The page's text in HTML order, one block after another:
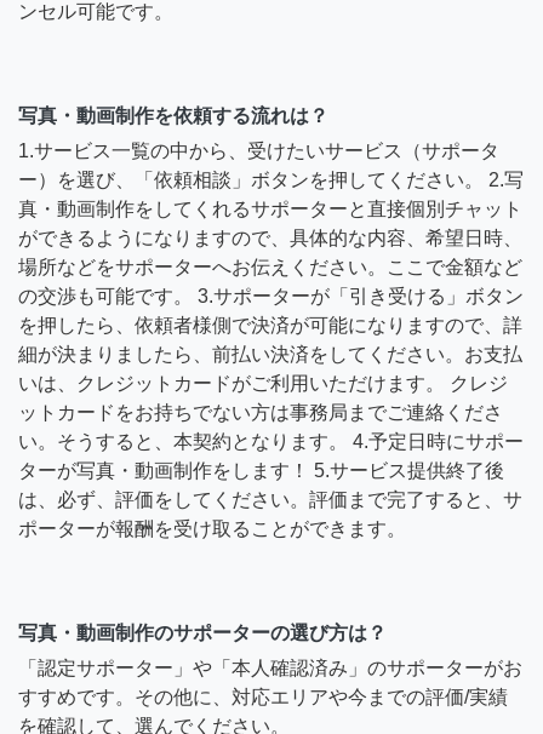
ンセル可能です。
写真・動画制作を依頼する流れは？
1.サービス一覧の中から、受けたいサービス（サポータ
ー）を選び、「依頼相談」ボタンを押してください。 2.写
真・動画制作をしてくれるサポーターと直接個別チャット
ができるようになりますので、具体的な内容、希望日時、
場所などをサポーターへお伝えください。ここで金額など
の交渉も可能です。 3.サポーターが「引き受ける」ボタン
を押したら、依頼者様側で決済が可能になりますので、詳
細が決まりましたら、前払い決済をしてください。お支払
いは、クレジットカードがご利用いただけます。 クレジ
ットカードをお持ちでない方は事務局までご連絡くださ
い。そうすると、本契約となります。 4.予定日時にサポー
ターが写真・動画制作をします！ 5.サービス提供終了後
は、必ず、評価をしてください。評価まで完了すると、サ
ポーターが報酬を受け取ることができます。
写真・動画制作のサポーターの選び方は？
「認定サポーター」や「本人確認済み」のサポーターがお
すすめです。その他に、対応エリアや今までの評価/実績
を確認して、選んでください。